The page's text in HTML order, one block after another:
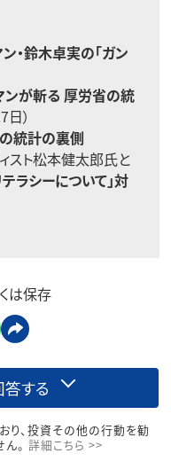
・鈴木卓実の「ガン
ンが斬る 厚労省の統
）
統計の裏側
スト松本健太郎氏と
ラシーについて」対
は保存
する
り、投資その他の行動を勧
。 詳細こちら >>